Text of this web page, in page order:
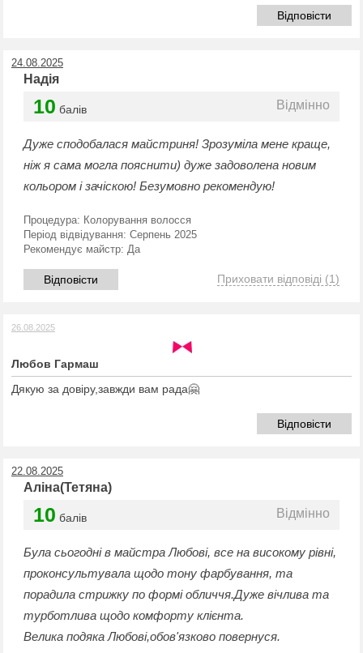
Відповісти
24.08.2025
Надія
10 балів Відмінно
Дуже сподобалася майстриня! Зрозуміла мене краще,
ніж я сама могла пояснити) дуже задоволена новим
кольором і зачіскою! Безумовно рекомендую!
Процедура: Колорування волосся
Період відвідування: Серпень 2025
Рекомендує майстр: Да
Відповісти Приховати відповіді (1)
26.08.2025
Любов Гармаш
Дякую за довіру,завжди вам рада🤗
Відповісти
22.08.2025
Аліна(Тетяна)
10 балів Відмінно
Була сьогодні в майстра Любові, все на високому рівні,
проконсультувала щодо тону фарбування, та
порадила стрижку по формі обличчя.Дуже вічлива та
турботлива щодо комфорту клієнта.
Велика подяка Любові,обов'язково повернуся.